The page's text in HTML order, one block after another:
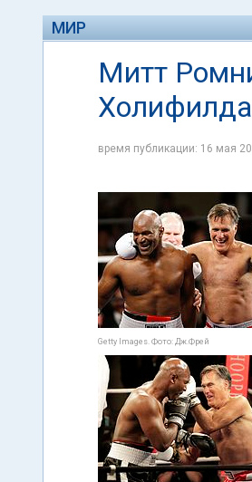
МИР
Митт
Холифилда
время публикации: 16 мая
Getty Images. Фото: Дж.Фрей